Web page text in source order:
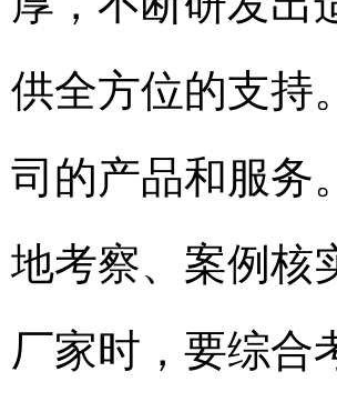
供全方位的支持
司的产品和服务
地考察、案例核
厂家时，要综合